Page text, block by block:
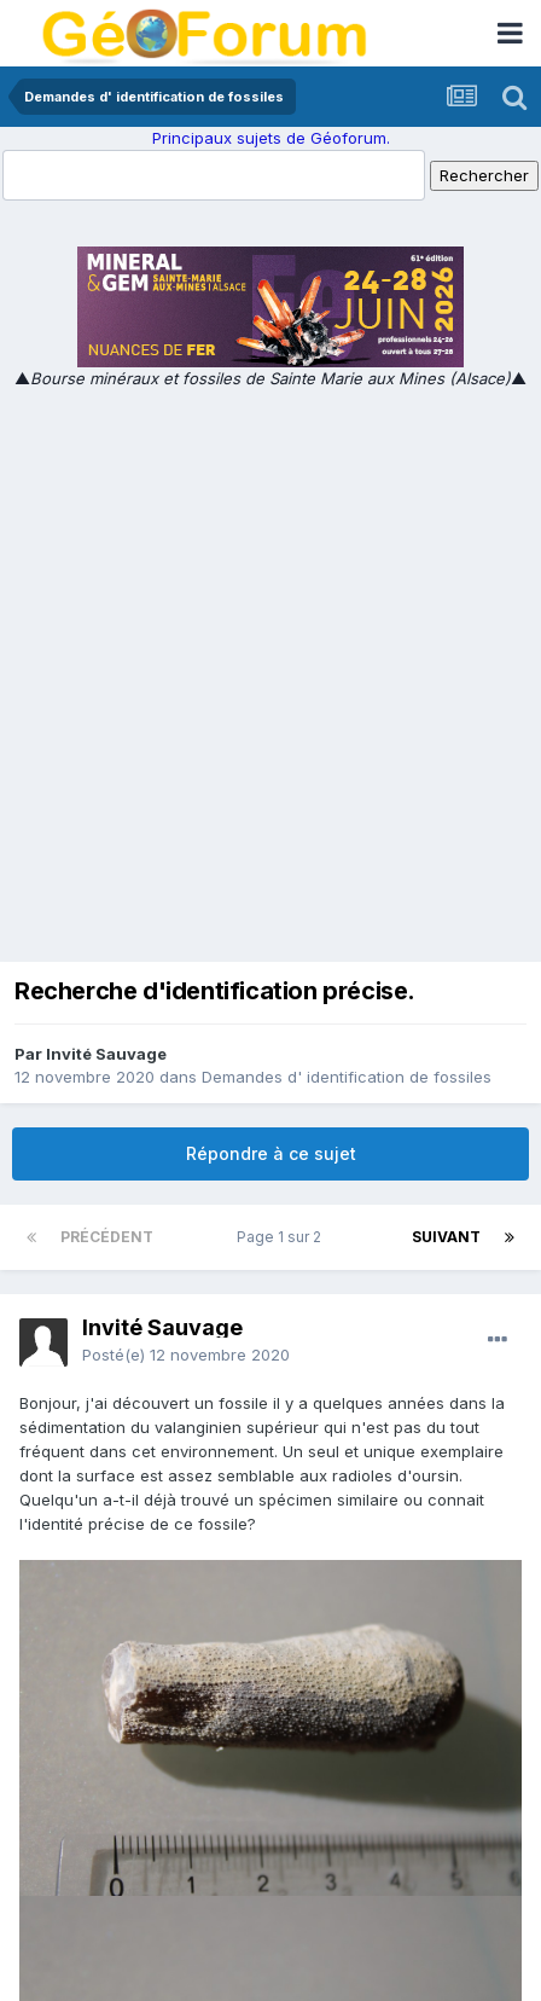
Demandes d' identification de fossiles
Principaux sujets de Géoforum.
▲Bourse minéraux et fossiles de Sainte Marie aux Mines (Alsace)▲
Recherche d'identification précise.
Par Invité Sauvage
12 novembre 2020 dans Demandes d' identification de fossiles
Répondre à ce sujet
PRÉCÉDENT SUIVANT
Page 1 sur 2
Invité Sauvage
Posté(e) 12 novembre 2020
Bonjour, j'ai découvert un fossile il y a quelques années dans la
sédimentation du valanginien supérieur qui n'est pas du tout
fréquent dans cet environnement. Un seul et unique exemplaire
dont la surface est assez semblable aux radioles d'oursin.
Quelqu'un a-t-il déjà trouvé un spécimen similaire ou connait
l'identité précise de ce fossile?